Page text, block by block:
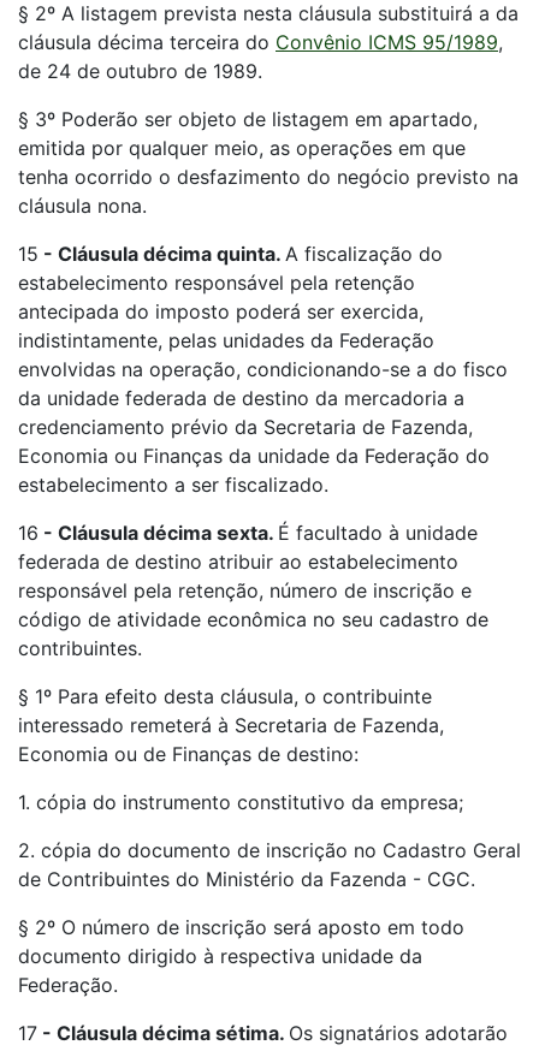
§ 2º A listagem prevista nesta cláusula substituirá a da
cláusula décima terceira do Convênio ICMS 95/1989,
de 24 de outubro de 1989.
§ 3º Poderão ser objeto de listagem em apartado,
emitida por qualquer meio, as operações em que
tenha ocorrido o desfazimento do negócio previsto na
cláusula nona.
15 - Cláusula décima quinta. A fiscalização do
estabelecimento responsável pela retenção
antecipada do imposto poderá ser exercida,
indistintamente, pelas unidades da Federação
envolvidas na operação, condicionando-se a do fisco
da unidade federada de destino da mercadoria a
credenciamento prévio da Secretaria de Fazenda,
Economia ou Finanças da unidade da Federação do
estabelecimento a ser fiscalizado.
16 - Cláusula décima sexta. É facultado à unidade
federada de destino atribuir ao estabelecimento
responsável pela retenção, número de inscrição e
código de atividade econômica no seu cadastro de
contribuintes.
§ 1º Para efeito desta cláusula, o contribuinte
interessado remeterá à Secretaria de Fazenda,
Economia ou de Finanças de destino:
1. cópia do instrumento constitutivo da empresa;
2. cópia do documento de inscrição no Cadastro Geral
de Contribuintes do Ministério da Fazenda - CGC.
§ 2º O número de inscrição será aposto em todo
documento dirigido à respectiva unidade da
Federação.
17 - Cláusula décima sétima. Os signatários adotarão